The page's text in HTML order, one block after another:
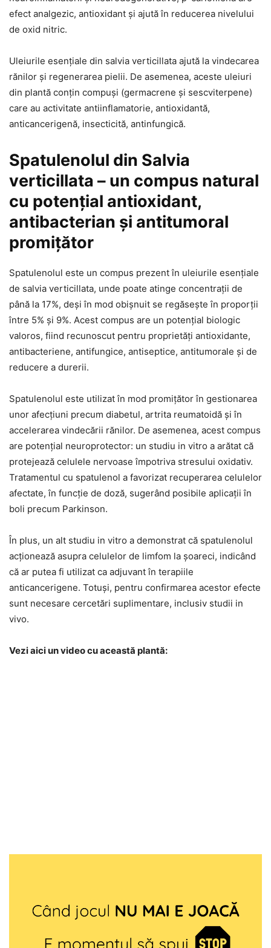
efect analgezic, antioxidant și ajută în reducerea nivelului
de oxid nitric.
Uleiurile esențiale din salvia verticillata ajută la vindecarea
rănilor și regenerarea pielii. De asemenea, aceste uleiuri
din plantă conțin compuși (germacrene și sescviterpene)
care au activitate antiinflamatorie, antioxidantă,
anticancerigenă, insecticită, antinfungică.
Spatulenolul din Salvia
verticillata – un compus natural
cu potențial antioxidant,
antibacterian și antitumoral
promițător
Spatulenolul este un compus prezent în uleiurile esențiale
de salvia verticillata, unde poate atinge concentrații de
până la 17%, deși în mod obișnuit se regăsește în proporții
între 5% și 9%. Acest compus are un potențial biologic
valoros, fiind recunoscut pentru proprietăți antioxidante,
antibacteriene, antifungice, antiseptice, antitumorale și de
reducere a durerii.
Spatulenolul este utilizat în mod promițător în gestionarea
unor afecțiuni precum diabetul, artrita reumatoidă și în
accelerarea vindecării rănilor. De asemenea, acest compus
are potențial neuroprotector: un studiu in vitro a arătat că
protejează celulele nervoase împotriva stresului oxidativ.
Tratamentul cu spatulenol a favorizat recuperarea celulelor
afectate, în funcție de doză, sugerând posibile aplicații în
boli precum Parkinson.
În plus, un alt studiu in vitro a demonstrat că spatulenolul
acționează asupra celulelor de limfom la șoareci, indicând
că ar putea fi utilizat ca adjuvant în terapiile
anticancerigene. Totuși, pentru confirmarea acestor efecte
sunt necesare cercetări suplimentare, inclusiv studii in
vivo.
Vezi aici un video cu această plantă: